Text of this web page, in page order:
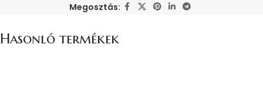
Megosztás:
Hasonló termékek